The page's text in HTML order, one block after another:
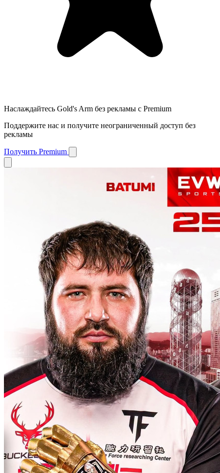
Наслаждайтесь Gold's Arm без рекламы с Premium
Поддержите нас и получите неограниченный доступ без
рекламы
Получить Premium